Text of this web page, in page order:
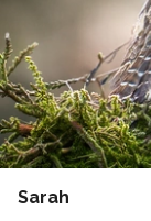
Sarah